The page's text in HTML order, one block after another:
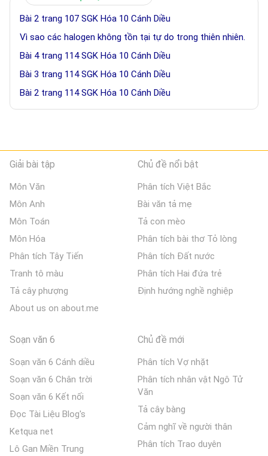
Bài 2 trang 107 SGK Hóa 10 Cánh Diều
Vì sao các halogen không tồn tại tự do trong thiên nhiên.
Bài 4 trang 114 SGK Hóa 10 Cánh Diều
Bài 3 trang 114 SGK Hóa 10 Cánh Diều
Bài 2 trang 114 SGK Hóa 10 Cánh Diều
Giải bài tập
Môn Văn
Môn Anh
Môn Toán
Môn Hóa
Phân tích Tây Tiến
Tranh tô màu
Tả cây phượng
About us on about.me
Chủ đề nổi bật
Phân tích Việt Bắc
Bài văn tả mẹ
Tả con mèo
Phân tích bài thơ Tỏ lòng
Phân tích Đất nước
Phân tích Hai đứa trẻ
Định hướng nghề nghiệp
Soạn văn 6
Soạn văn 6 Cánh diều
Soạn văn 6 Chân trời
Soạn văn 6 Kết nối
Đọc Tài Liệu Blog's
Ketqua net
Lô Gan Miền Trung
Chủ đề mới
Phân tích Vợ nhặt
Phân tích nhân vật Ngô Tử
Văn
Tả cây bàng
Cảm nghĩ về người thân
Phân tích Trao duyên